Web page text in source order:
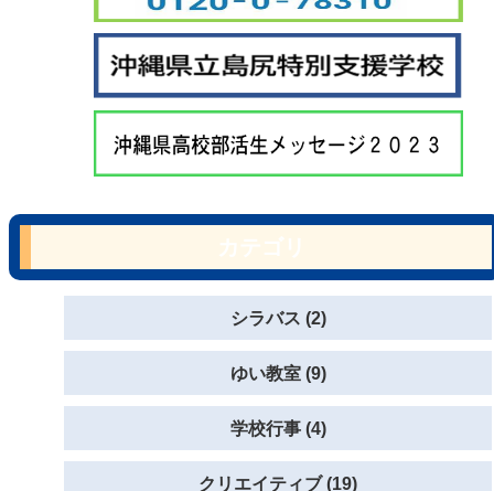
シラバス (2)
ゆい教室 (9)
学校行事 (4)
クリエイティブ (19)